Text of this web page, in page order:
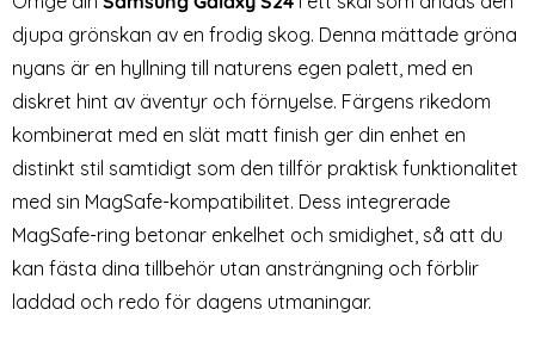
React Necklace Svart
Skärmskydd Pro+
Heltäckande Svart
Art. nr 227401
rea pris
139 kr
Lagervara
Köp
S24 2-PACK Skärmskydd Pro+ Heltäckande Svart
Heltäckande Skärmskydd i
Härdat Glas
Art. nr 227622
rea pris
59 krtidigare pris
249 kr
Tillgänglighet:
Lagervara
2-PACK Samsung S24
djupa grönskan av en frodig skog. Denna mättade gröna
nyans är en hyllning till naturens egen palett, med en
diskret hint av äventyr och förnyelse. Färgens rikedom
kombinerat med en slät matt finish ger din enhet en
distinkt stil samtidigt som den tillför praktisk funktionalitet
med sin MagSafe-kompatibilitet. Dess integrerade
MagSafe-ring betonar enkelhet och smidighet, så att du
kan fästa dina tillbehör utan ansträngning och förblir
laddad och redo för dagens utmaningar.